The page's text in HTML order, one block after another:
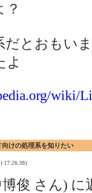
？
とおもい
よ
wiki/
向けの処理系を知りたい
17:26:38)
俊 さん) に